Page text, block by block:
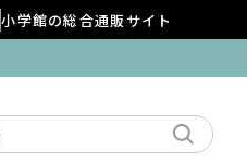
小学館の総合通販サイト